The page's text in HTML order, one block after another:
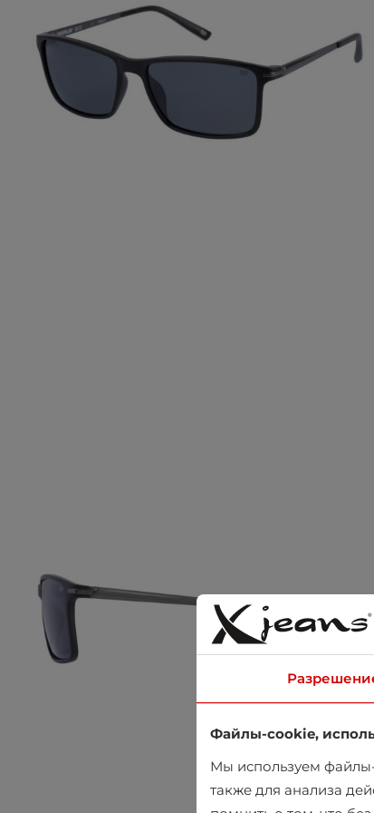
Файлы-cookie,
Мы используем файлы-
также для анализа